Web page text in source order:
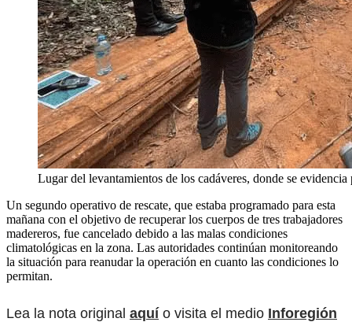
Lugar del levantamientos de los cadáveres, donde se
Un segundo operativo de rescate, que estaba programado para esta
mañana con el objetivo de recuperar los cuerpos de tres trabajadores
madereros, fue cancelado debido a las malas condiciones
climatológicas en la zona. Las autoridades continúan monitoreando
la situación para reanudar la operación en cuanto las condiciones lo
permitan.
Lea la nota original aquío visita el medio Inforegión